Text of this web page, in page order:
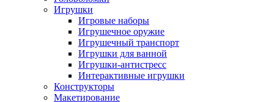
Игрушки
Игровые наборы
Игрушечное оружие
Игрушечный транспорт
Игрушки для ванной
Игрушки-антистресс
Интерактивные игрушки
Конструкторы
Макетирование